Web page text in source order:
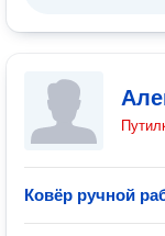
Ковёр ручной